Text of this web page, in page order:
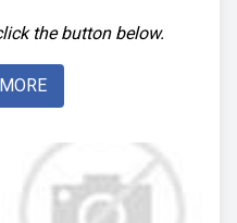
the button below.